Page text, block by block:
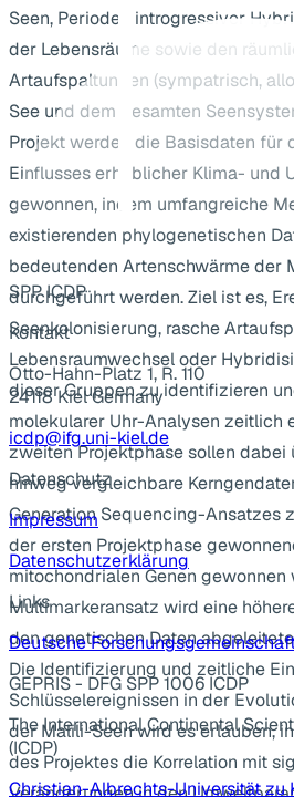
Seen, Perioden introgressiver
der Lebensräume sowie den
Artaufspaltungen (sympatrisch,
See und dem gesamten
Projekt werden die Basisdaten für
Einflusses erheblicher Klima- und
gewonnen, indem umfangreiche
existierenden phylogenetischen
bedeutenden Artenschwärme der
durchgeführt werden. Ziel ist es,
Seenkolonisierung, rasche
Lebensraumwechsel oder
dieser Gruppen zu identifizieren
molekularer Uhr-Analysen zeitlich
zweiten Projektphase sollen dabei
hinweg vergleichbare
Generation Sequencing-Ansatzes
der ersten Projektphase
mitochondrialen Genen gewonnen
Multimarkeransatz wird eine
den genetischen Daten
Die Identifizierung und zeitliche
Schlüsselereignissen in der
der Malili-Seen wird es erlauben,
des Projektes die Korrelation mit
SPP ICDP
Kontakt
Otto-Hahn-Platz 1, R. 110
24118 Kiel Germany
icdp@ifg.uni-kiel.de
Datenschutz
Impressum
Datenschutzerklärung
Links
Deutsche
GEPRIS - DFG SPP 1006 ICDP
The International Continental
(ICDP)
Christian-Albrechts-Universität zu